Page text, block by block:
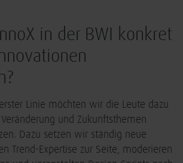
in der BWI konkret
Linie möchten wir die Leute dazu
und Zukunftsthemen
Dazu setzen wir ständig neue
Trend-Expertise zur Seite, moderieren